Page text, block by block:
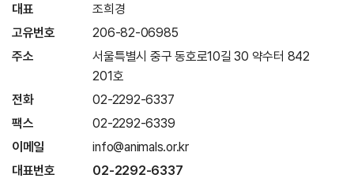
대표
조희경
고유번호
206-82-06985
주소
서울특별시 중구 동호로10길 30 약수터 842
201호
전화
02-2292-6337
팩스
02-2292-6339
이메일
info@animals.or.kr
대표번호
02-2292-6337